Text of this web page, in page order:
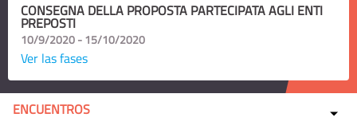
CONSEGNA DELLA PROPOSTA PARTECIPATA AGLI ENTI
PREPOSTI
10/9/2020 - 15/10/2020
Ver las fases
ENCUENTROS